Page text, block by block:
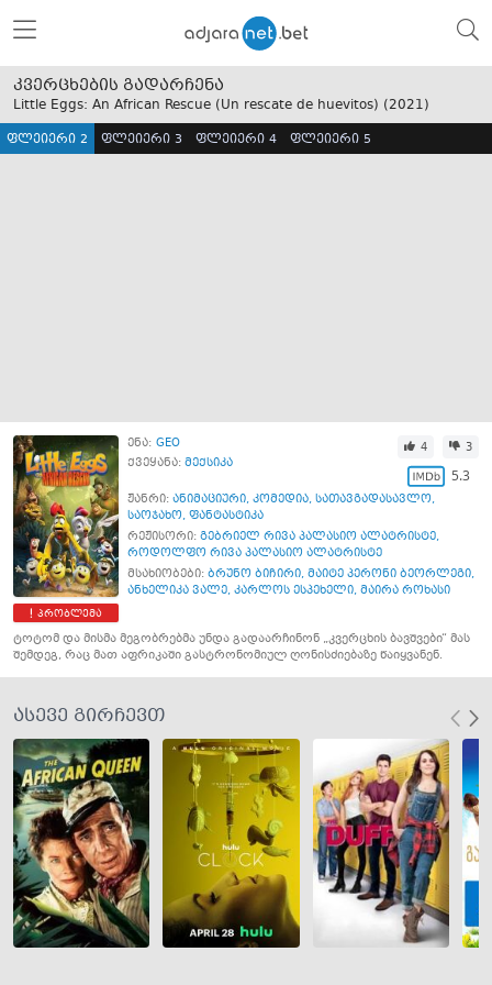
კვერცხების გადარჩენა
Little Eggs: An African Rescue (Un rescate de huevitos) (2021)
ფლეიერი 2 ფლეიერი 3 ფლეიერი 4 ფლეიერი 5
პრობლემა
ენა: GEO
ქვეყანა: მექსიკა
4 3
5.3
ჟანრი: ანიმაციური, კომედია, სათავგადასავლო,
საოჯახო, ფანტასტიკა
რეჟისორი: გებრიელ რივა პალასიო ალატრისტე,
როდოლფო რივა პალასიო ალატრისტე
მსახიობები: ბრუნო ბიჩირი, მაიტე პერონი ბეორლეგი,
ანხელიკა ვალე, კარლოს ესპეხელი, მაირა როხასი
ტოტომ და მისმა მეგობრებმა უნდა გადაარჩინონ „კვერცხის ბავშვები“ მას
შემდეგ, რაც მათ აფრიკაში გასტრონომიულ ღონისძიებაზე წაიყვანენ.
ასევე გირჩევთ